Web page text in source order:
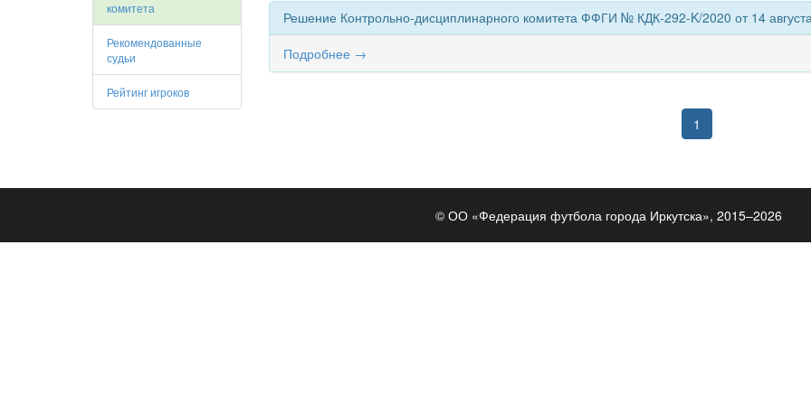
комитета
Рекомендованные
судьи
Рейтинг игроков
Решение Контрольно-дисциплинарного комитета ФФГИ № КДК-292-K/2020 от 14
Подробнее →
1
© ОО «Федерация футбола города Иркутска», 2015–2026